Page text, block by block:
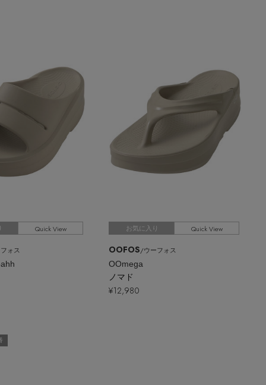
Quick View
ォス
お気に入り Quick View
OOFOS/ウーフォス
OOmega
ノマド
¥12,980